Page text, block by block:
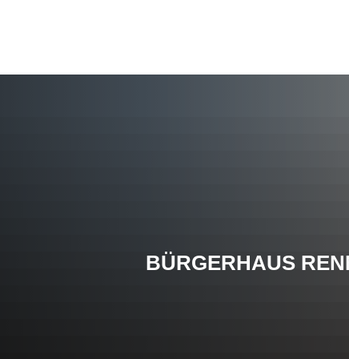
BÜRGERHAUS